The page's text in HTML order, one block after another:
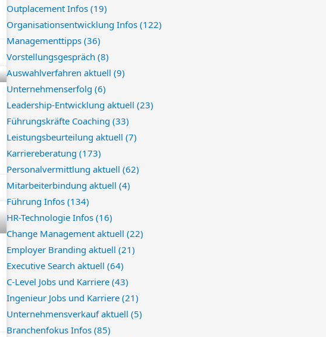
Outplacement Infos (19)
Organisationsentwicklung Infos (122)
Managementtipps (36)
Vorstellungsgespräch (8)
Auswahlverfahren aktuell (9)
Unternehmenserfolg (6)
Leadership-Entwicklung aktuell (23)
Führungskräfte Coaching (33)
Leistungsbeurteilung aktuell (7)
Karriereberatung (173)
Personalvermittlung aktuell (62)
Mitarbeiterbindung aktuell (4)
Führung Infos (134)
HR-Technologie Infos (16)
Change Management aktuell (22)
Employer Branding aktuell (21)
Executive Search aktuell (64)
C-Level Jobs und Karriere (43)
Ingenieur Jobs und Karriere (21)
Unternehmensverkauf aktuell (5)
Branchenfokus Infos (85)